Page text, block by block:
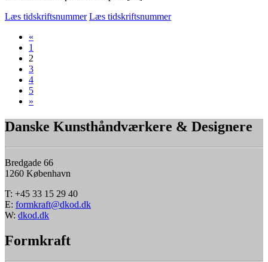
Læs tidskriftsnummer Læs tidskriftsnummer
«
1
2
3
4
5
»
Danske Kunsthåndværkere & Designere
Bredgade 66
1260 København
T: +45 33 15 29 40
E: formkraft@dkod.dk
W: dkod.dk
Formkraft